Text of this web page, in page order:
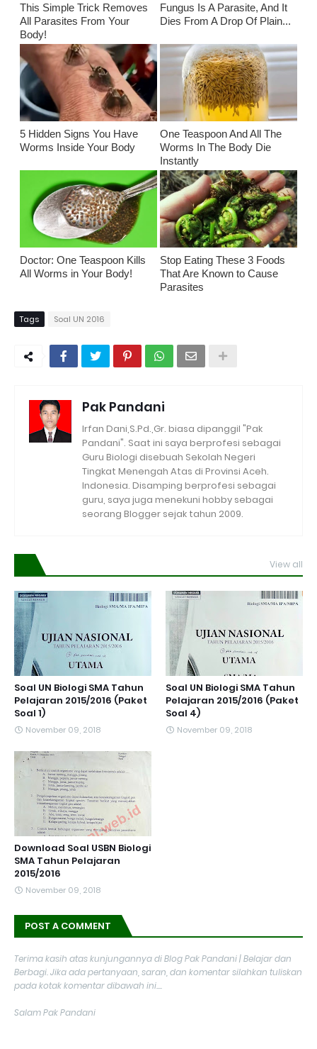
This Simple Trick Removes
All Parasites From Your
Body!
Fungus Is A Parasite, And It
Dies From A Drop Of Plain...
5 Hidden Signs You Have
Worms Inside Your Body
One Teaspoon And All The
Worms In The Body Die
Instantly
Doctor: One Teaspoon Kills
All Worms in Your Body!
Stop Eating These 3 Foods
That Are Known to Cause
Parasites
Tags Soal UN 2016
Pak Pandani
Irfan Dani,S.Pd.,Gr. biasa dipanggil "Pak
Pandani". Saat ini saya berprofesi sebagai
Guru Biologi disebuah Sekolah Negeri
Tingkat Menengah Atas di Provinsi Aceh.
Indonesia. Disamping berprofesi sebagai
guru, saya juga menekuni hobby sebagai
seorang Blogger sejak tahun 2009.
View all
Soal UN Biologi SMA Tahun
Pelajaran 2015/2016 (Paket
Soal 1)
November 09, 2018
Soal UN Biologi SMA Tahun
Pelajaran 2015/2016 (Paket
Soal 4)
November 09, 2018
Download Soal USBN Biologi
SMA Tahun Pelajaran
2015/2016
November 09, 2018
POST A COMMENT
Terima kasih atas kunjungannya di Blog Pak Pandani | Belajar dan
Berbagi. Jika ada pertanyaan, saran, dan komentar silahkan tuliskan
pada kotak komentar dibawah ini....
Salam Pak Pandani